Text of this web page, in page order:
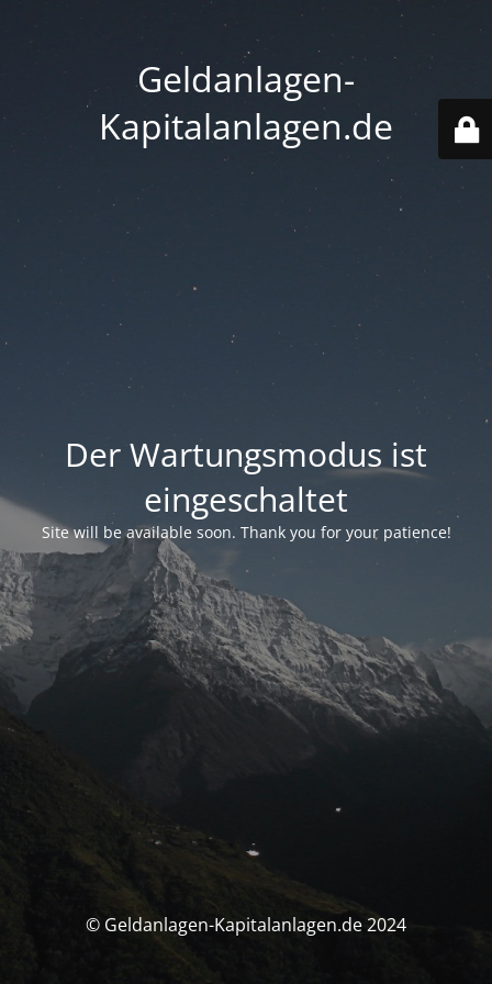
Geldanlagen-
Kapitalanlagen.de
Der Wartungsmodus ist
eingeschaltet
Site will be available soon. Thank you for your patience!
© Geldanlagen-Kapitalanlagen.de 2024